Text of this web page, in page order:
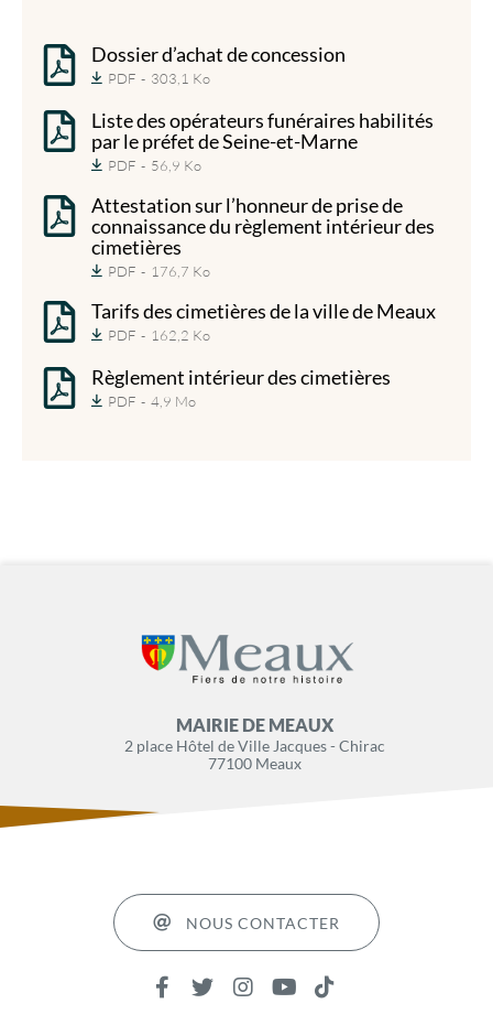
Dossier d’achat de concession
PDF 303,1 Ko
Liste des opérateurs funéraires habilités
par le préfet de Seine-et-Marne
PDF 56,9 Ko
Attestation sur l’honneur de prise de
connaissance du règlement intérieur des
cimetières
PDF 176,7 Ko
Tarifs des cimetières de la ville de Meaux
PDF 162,2 Ko
Règlement intérieur des cimetières
PDF 4,9 Mo
MAIRIE DE MEAUX
2 place Hôtel de Ville Jacques - Chirac
77100 Meaux
NOUS CONTACTER